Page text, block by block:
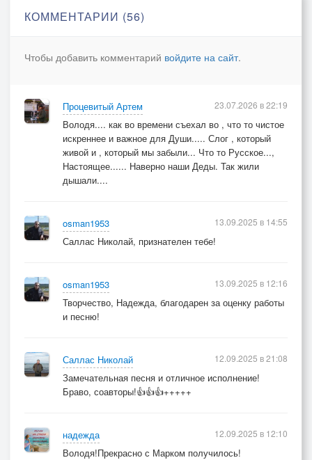
На поляне у ног сентября,
Не синица в руке забилась,
На пороге невидимой двери,
Упаду под всполохи зарниц.
Не ищите меня в веселье,
Пусть гогочет хмельная рать,
Родниковой водой унять...
КОММЕНТАРИИ (56)
Чтобы добавить комментарий войдите на сайт.
Процевитый Артем
Володя.... как во времени съехал во , что то чистое
искреннее и важное для Души..... Слог , который
живой и , который мы забыли... Что то Русское...,
Настоящее...... Наверно наши Деды. Так жили
дышали....
23.07.2026 в 22:19
osman1953
Саллас Николай, признателен тебе!
13.09.2025 в 14:55
osman1953
Творчество, Надежда, благодарен за оценку работы
и песню!
13.09.2025 в 12:16
Саллас Николай
Замечательная песня и отличное исполнение!
Браво, соавторы!👍👍👍+++++
12.09.2025 в 21:08
надежда
Володя!Прекрасно с Марком получилось!
12.09.2025 в 12:10